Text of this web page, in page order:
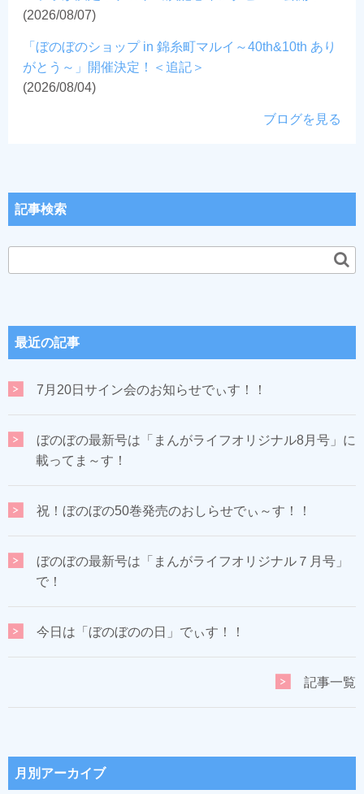
(2026/08/07)
「ぼのぼのショップ in 錦糸町マルイ～40th&10th あり
がとう～」開催決定！＜追記＞
(2026/08/04)
ブログを見る
記事検索
最近の記事
7月20日サイン会のお知らせでぃす！！
ぼのぼの最新号は「まんがライフオリジナル8月号」に
載ってま～す！
祝！ぼのぼの50巻発売のおしらせでぃ～す！！
ぼのぼの最新号は「まんがライフオリジナル７月号」
で！
今日は「ぼのぼのの日」でぃす！！
記事一覧
月別アーカイブ